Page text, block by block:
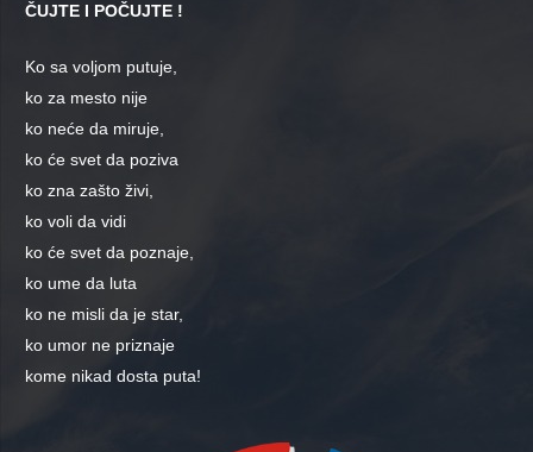
ČUJTE I POČUJTE !
Ko sa voljom putuje,
ko za mesto nije
ko neće da miruje,
ko će svet da poziva
ko zna zašto živi,
ko voli da vidi
ko će svet da poznaje,
ko ume da luta
ko ne misli da je star,
ko umor ne priznaje
kome nikad dosta puta!